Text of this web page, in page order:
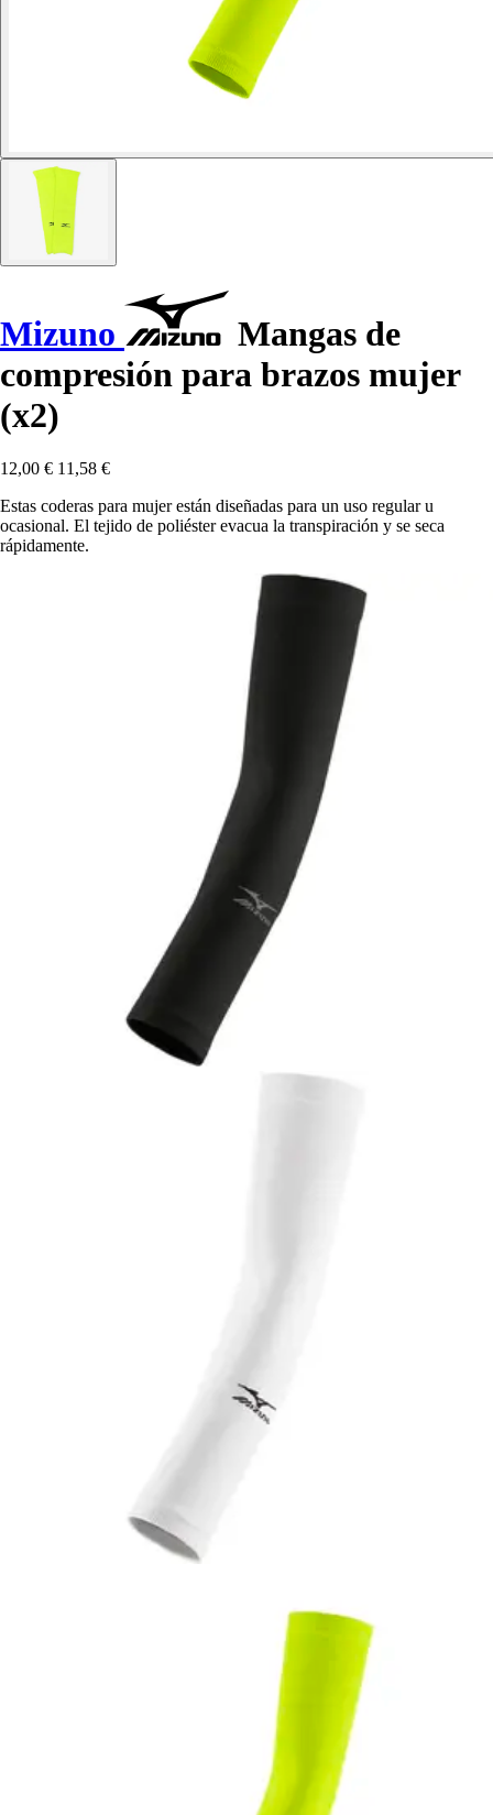
Mizuno
Mangas de
compresión para brazos mujer
(x2)
12,00 € 11,58 €
Estas coderas para mujer están diseñadas para un uso regular u
ocasional. El tejido de poliéster evacua la transpiración y se seca
rápidamente.